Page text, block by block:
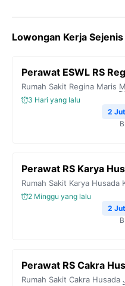
Lowongan Kerja Sejenis
Perawat ESWL RS
Rumah Sakit Regina Maris
3 Hari yang lalu
2
Perawat RS Karya
Rumah Sakit Karya Husada
2 Minggu yang lalu
2
Perawat RS Cakra
Rumah Sakit Cakra Husada